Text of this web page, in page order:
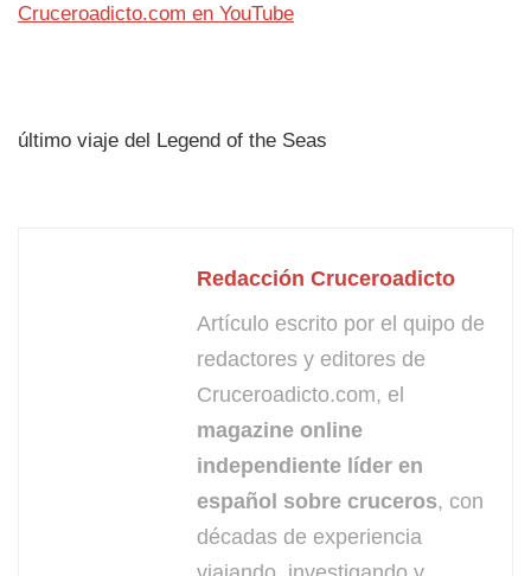
Cruceroadicto.com en YouTube
último viaje del Legend of the Seas
Redacción Cruceroadicto
Artículo escrito por el quipo de
redactores y editores de
Cruceroadicto.com, el
magazine online
independiente líder en
español sobre cruceros, con
décadas de experiencia